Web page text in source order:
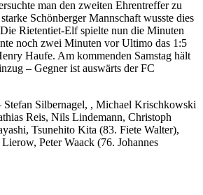
man den zweiten Ehrentreffer zu
Schönberger Mannschaft wusste dies
Rietentiet-Elf spielte nun die Minuten
noch zwei Minuten vor Ultimo das 1:5
Haufe. Am kommenden Samstag hält
– Gegner ist auswärts der FC
Silbernagel, , Michael Krischkowski
Reis, Nils Lindemann, Christoph
Tsunehito Kita (83. Fiete Walter),
Peter Waack (76. Johannes